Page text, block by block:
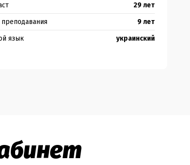
29 лет
9 лет
язык
украинский